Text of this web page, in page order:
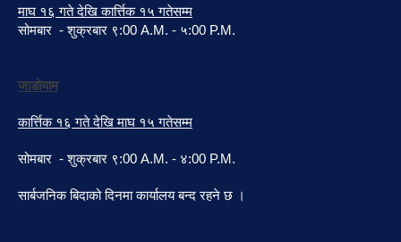
माघ १६ गते देखि कार्त्तिक १५ गतेसम्म
सोमबार - शुक्रबार ९:00 A.M. - ५:00 P.M.
जाडोयाम
कार्त्तिक १६ गते देखि माघ १५ गतेसम्म
सोमबार - शुक्रबार ९:00 A.M. - ४:00 P.M.
सार्बजनिक बिदाको दिनमा कार्यालय बन्द रहने छ ।